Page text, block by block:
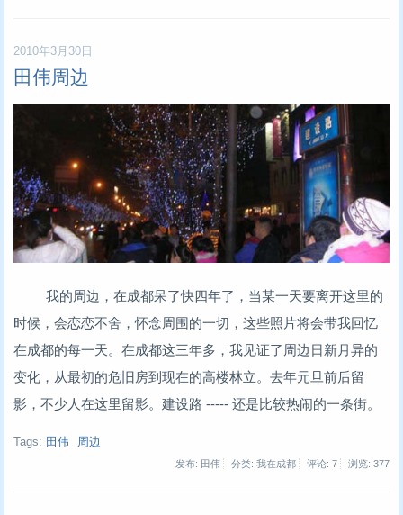
2010年3月30日
田伟周边
我的周边，在成都呆了快四年了，当某一天要离开这里的
时候，会恋恋不舍，怀念周围的一切，这些照片将会带我回忆
在成都的每一天。在成都这三年多，我见证了周边日新月异的
变化，从最初的危旧房到现在的高楼林立。去年元旦前后留
影，不少人在这里留影。建设路 ----- 还是比较热闹的一条街。
Tags: 田伟 周边
发布: 田伟 分类: 我在成都 评论: 7 浏览: 377